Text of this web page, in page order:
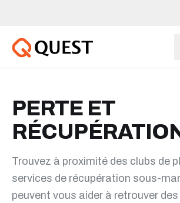
PERTE ET
Trouvez à proximité des clubs de
services de récupération sous-
peuvent vous aider à retrouver